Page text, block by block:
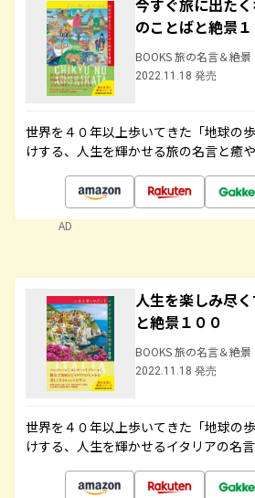
今すぐ旅に出た
のことばと絶景１
BOOKS 旅の名言＆絶景
2022.11.18 発売
世界を４０年以上歩いてきた「地球の
けする、人生を輝かせる旅の名言と癒
AD
人生を楽しみ尽
と絶景１００
BOOKS 旅の名言＆絶景
2022.11.18 発売
世界を４０年以上歩いてきた「地球の
けする、人生を輝かせるイタリアの名